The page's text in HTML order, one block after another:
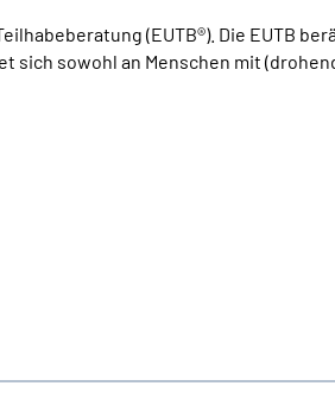
(EUTB®). Die EUTB
sich sowohl an Menschen mit